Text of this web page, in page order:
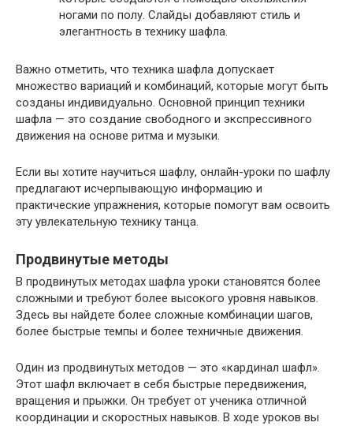
ногами по полу. Слайды добавляют стиль и
элегантность в технику шафла.
Важно отметить, что техника шафла допускает
множество вариаций и комбинаций, которые могут быть
созданы индивидуально. Основной принцип техники
шафла — это создание свободного и экспрессивного
движения на основе ритма и музыки.
Если вы хотите научиться шафлу, онлайн-уроки по шафлу
предлагают исчерпывающую информацию и
практические упражнения, которые помогут вам освоить
эту увлекательную технику танца.
Продвинутые методы
В продвинутых методах шафла уроки становятся более
сложными и требуют более высокого уровня навыков.
Здесь вы найдете более сложные комбинации шагов,
более быстрые темпы и более техничные движения.
Один из продвинутых методов — это «кардинал шафл».
Этот шафл включает в себя быстрые передвижения,
вращения и прыжки. Он требует от ученика отличной
координации и скоростных навыков. В ходе уроков вы